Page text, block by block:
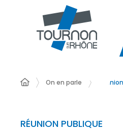
On en parle
RÉUNION PUBLIQUE